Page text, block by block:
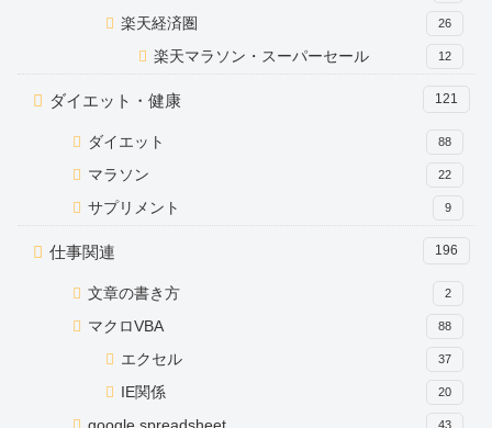
楽天経済圏 26
楽天マラソン・スーパーセール 12
ダイエット・健康 121
ダイエット 88
マラソン 22
サプリメント 9
仕事関連 196
文章の書き方 2
マクロVBA 88
エクセル 37
IE関係 20
43